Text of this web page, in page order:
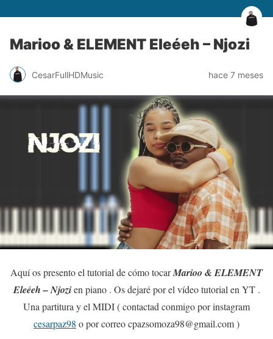
Marioo & ELEMENT Eleéeh – Njozi
CesarFullHDMusic hace 7 meses
Aquí os presento el tutorial de cómo tocarMarioo & ELEMENT
Eleéeh – Njozien piano . Os dejaré por el vídeo tutorial en YT .
Una partitura y el MIDI ( contactad conmigo por instagram
cesarpaz98 o por correo cpazsomoza98@gmail.com )